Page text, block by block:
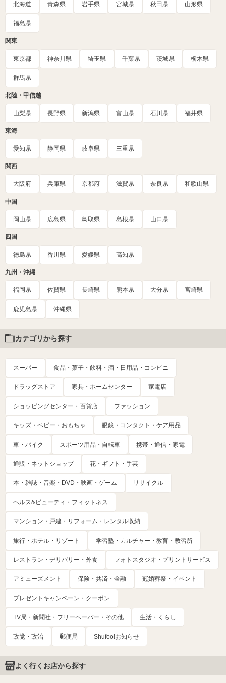
北海道 青森県 岩手県 宮城県 秋田県 山形県
福島県
関東
東京都 神奈川県 埼玉県 千葉県 茨城県 栃木県
群馬県
北陸・甲信越
山梨県 長野県 新潟県 富山県 石川県 福井県
東海
愛知県 静岡県 岐阜県 三重県
関西
大阪府 兵庫県 京都府 滋賀県 奈良県 和歌山県
中国
岡山県 広島県 鳥取県 島根県 山口県
四国
徳島県 香川県 愛媛県 高知県
九州・沖縄
福岡県 佐賀県 長崎県 熊本県 大分県 宮崎県
鹿児島県 沖縄県
カテゴリから探す
スーパー 食品・菓子・飲料・酒・日用品・コンビニ
ドラッグストア 家具・ホームセンター 家電店
ショッピングセンター・百貨店 ファッション
キッズ・ベビー・おもちゃ 眼鏡・コンタクト・ケア用品
車・バイク スポーツ用品・自転車 携帯・通信・家電
通販・ネットショップ 花・ギフト・手芸
本・雑誌・音楽・DVD・映画・ゲーム リサイクル
ヘルス&ビューティ・フィットネス
マンション・戸建・リフォーム・レンタル収納
旅行・ホテル・リゾート 学習塾・カルチャー・教育・教習所
レストラン・デリバリー・外食 フォトスタジオ・プリントサービス
アミューズメント 保険・共済・金融 冠婚葬祭・イベント
プレゼントキャンペーン・クーポン
TV局・新聞社・フリーペーパー・その他 生活・くらし
政党・政治 郵便局 Shufoo!お知らせ
よく行くお店から探す